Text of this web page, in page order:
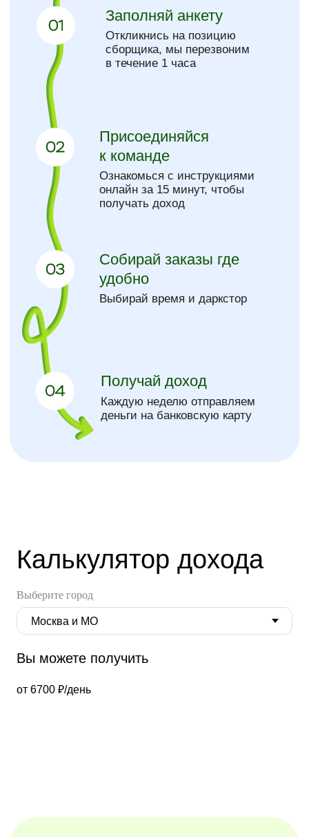
Калькулятор дохода
Выберите город
Вы можете получить
от 6700 ₽/день
бонусы и премии
Так же нравится
Сборщик заказов
Мне очень нравится работать в X5 Digital
г. Самара. Большой плюс — это график, могу
совмещать с основной работой. А самое
огромнейшее достоинство, это человеческое
отношение, как руководства, так и коллег
сборщиков. Прекрасный коллектив,
и дружеское отношение. Никогда
не останешься без помощи и наставничества.
Хафизова Светлана
партнеров
Популярные
вопросы
для вас канале
Новостные каналы
для курьеров